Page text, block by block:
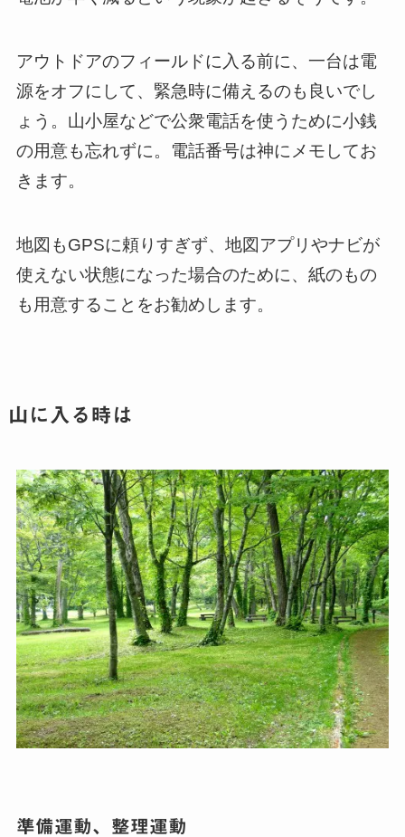
アウトドアのフィールドに入る前に、一台は電
源をオフにして、緊急時に備えるのも良いでし
ょう。山小屋などで公衆電話を使うために小銭
の用意も忘れずに。電話番号は神にメモしてお
きます。
地図もGPSに頼りすぎず、地図アプリやナビが
使えない状態になった場合のために、紙のもの
も用意することをお勧めします。
山に入る時は
準備運動、整理運動